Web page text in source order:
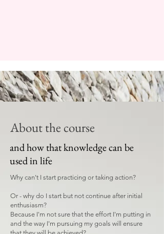
About the course
and how that knowledge can be
used in life
Why can't I start practicing or taking action?
Or - why do I start but not continue after initial
enthusiasm?
Because I'm not sure that the effort I'm putting in
and the way I'm pursuing my goals will ensure